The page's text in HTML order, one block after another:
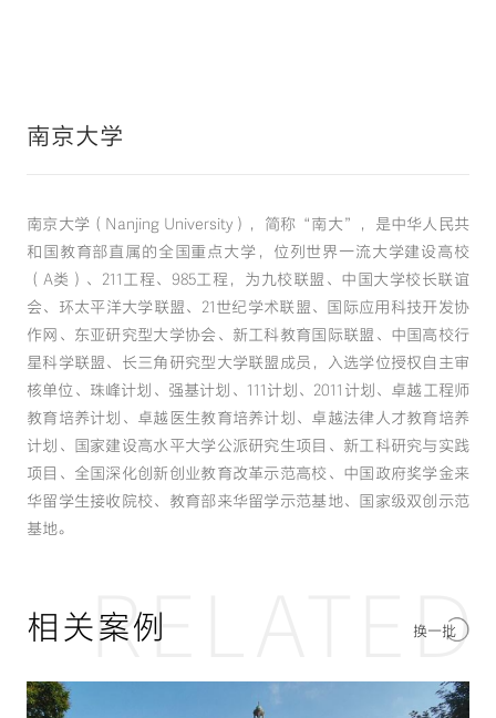
南京大学
南京大学（Nanjing University），简称“南大”，是中华人民共
和国教育部直属的全国重点大学，位列世界一流大学建设高校
（A类）、211工程、985工程，为九校联盟、中国大学校长联谊
会、环太平洋大学联盟、21世纪学术联盟、国际应用科技开发协
作网、东亚研究型大学协会、新工科教育国际联盟、中国高校行
星科学联盟、长三角研究型大学联盟成员，入选学位授权自主审
核单位、珠峰计划、强基计划、111计划、2011计划、卓越工程师
教育培养计划、卓越医生教育培养计划、卓越法律人才教育培养
计划、国家建设高水平大学公派研究生项目、新工科研究与实践
项目、全国深化创新创业教育改革示范高校、中国政府奖学金来
华留学生接收院校、教育部来华留学示范基地、国家级双创示范
基地。
相关案例
RELATED
换一批